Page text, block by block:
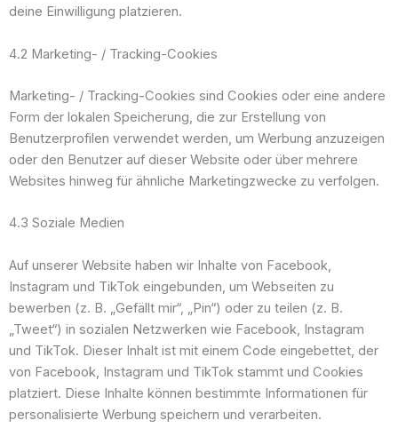
deine Einwilligung platzieren.
4.2 Marketing- / Tracking-Cookies
Marketing- / Tracking-Cookies sind Cookies oder eine andere
Form der lokalen Speicherung, die zur Erstellung von
Benutzerprofilen verwendet werden, um Werbung anzuzeigen
oder den Benutzer auf dieser Website oder über mehrere
Websites hinweg für ähnliche Marketingzwecke zu verfolgen.
4.3 Soziale Medien
Auf unserer Website haben wir Inhalte von Facebook,
Instagram und TikTok eingebunden, um Webseiten zu
bewerben (z. B. „Gefällt mir“, „Pin“) oder zu teilen (z. B.
„Tweet“) in sozialen Netzwerken wie Facebook, Instagram
und TikTok. Dieser Inhalt ist mit einem Code eingebettet, der
von Facebook, Instagram und TikTok stammt und Cookies
platziert. Diese Inhalte können bestimmte Informationen für
personalisierte Werbung speichern und verarbeiten.